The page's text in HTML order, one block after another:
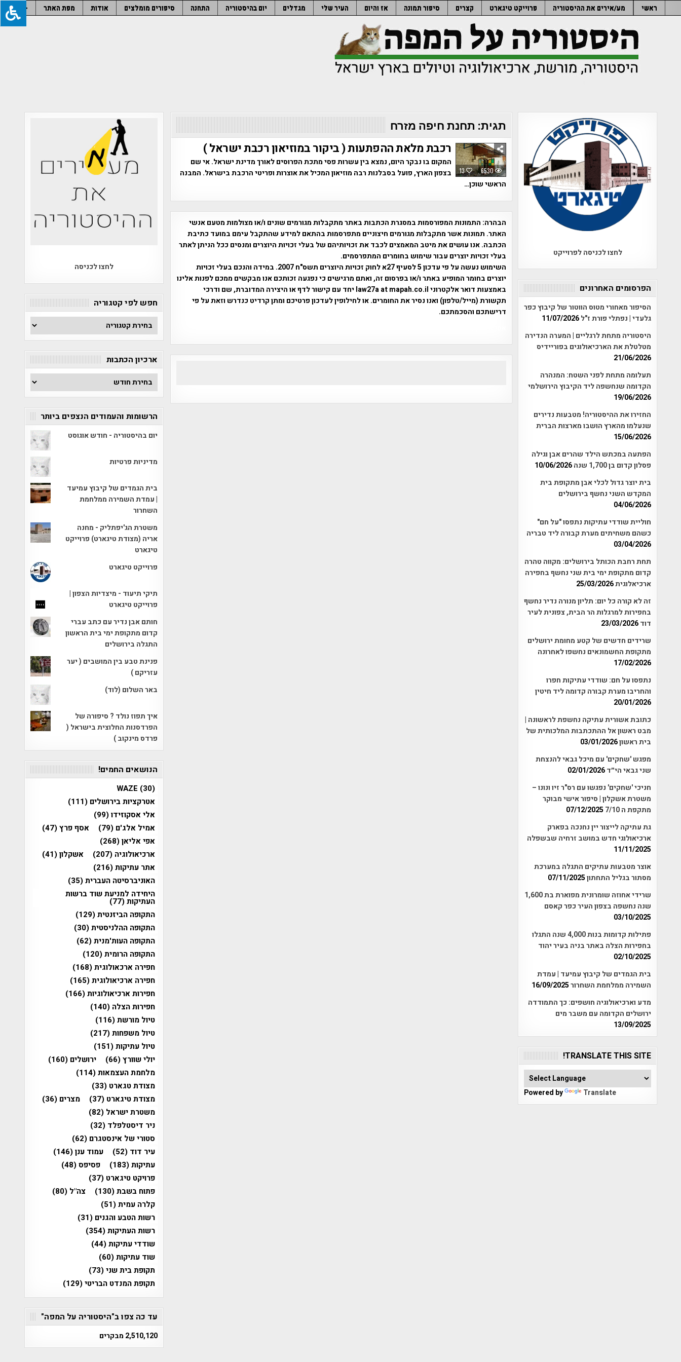
to
ראשי מע/אירים את ההיסטוריה פרוייקט טיגארט קצרים סיפור תמונה אז והיום העיר שלי מגדלים יום בהיסטוריה התחנה סיפורים מומלצים אודות מפת האתר –
תגית: תחנת חיפה מזרח
13 6530
רכבת מלאת ההפתעות ( ביקור במוזיאון רכבת ישראל )
המקום בו נבקר היום, נמצא בין עשרות פסי מתכת הפרוסים לאורך מדינת ישראל. אי שם
בצפון הארץ, פועל בסבלנות רבה מוזיאון המכיל את אוצרות ופריטי הרכבת בישראל. המבנה
הראשי שוכן…
הבהרה: התמונות המפורסמות במסגרת הכתבות באתר מתקבלות מגורמים שונים ו/או מצולמות מטעם אנשי
האתר. תמונות אשר מתקבלות מגורמים חיצוניים מתפרסמות בהתאם למידע שהתקבל עימם במועד כתיבת
הכתבה. אנו עושים את מיטב המאמצים לכבד את זכויותיהם של בעלי זכויות היוצרים ומנסים ככל הניתן לאתר
בעלי זכויות יוצרים עבור שימוש בחומרים המתפרסמים.
השימוש נעשה על פי עדכון 5 לסעיף 27א לחוק זכויות היוצרים תשס"ח 2007. במידה והנכם בעלי זכויות
יוצרים בחומר המופיע באתר ו/או בפרסום זה, ואתם מרגישים כי נפגעה זכותכם אנו מבקשים ממכם לפנות אלינו
באמצעות דואר אלקטרוני law27a at mapah.co.il יחד עם קישור לדף או היצירה המדוברת, שם ודרכי
תקשורת (מייל/טלפון) ואנו נסיר את החומרים. או לחילופין לעדכון פרטיכם ומתן קרדיט כנדרש וזאת על פי
דרישתכם והסכמתכם.
לחצו לכניסה לפרוייקט
הפרסומים האחרונים
הסיפור מאחורי מטוס הווטור של קיבוץ כפר
גלעדי | נפתלי פורת ז"ל11/07/2026
היסטוריה מתחת לרגליים | המערה הנדירה
מטלטלת את הארכיאולוגים בפוריידיס
21/06/2026
תעלומה מתחת לפני השטח: המנהרה
הקדומה שנחשפה ליד הקיבוץ הירושלמי
19/06/2026
החזירו את ההיסטוריה! מטבעות נדירים
שנעלמו מהארץ הושבו מארצות הברית
15/06/2026
הפתעה במכתש הילד שהרים אבן וגילה
פסלון קדום בן 1,700 שנה
10/06/2026
בית יוצר גדול לכלי אבן מתקופת בית
המקדש השני נחשף בירושלים
04/06/2026
חוליית שודדי עתיקות נתפסו "על חם"
כשהם משחיתים מערת קבורה ליד טבריה
03/04/2026
תחת רחבת הכותל בירושלים: מקווה טהרה
קדום מתקופת ימי בית שני נחשף בחפירה
ארכיאלוגית25/03/2026
זה לא קורה כל יום: תליון מנורה נדיר נחשף
בחפירות למרגלות הר הבית, צפונית לעיר
דוד23/03/2026
שרידים חדשים של קטע מחומת ירושלים
מתקופת החשמונאים נחשפו לאחרונה
17/02/2026
נתפסו על חם: שודדי עתיקות חפרו
והחריבו מערת קבורה קדומה ליד חיטין
20/01/2026
כתובת אשורית עתיקה נחשפת לראשונה |
מבט ראשון אל ההתכתבות המלכותית של
בית ראשון03/01/2026
מפגש 'שחקים' עם מיכל גבאי להנצחת
שני גבאי הי״ד02/01/2026
חניכי 'שחקים' נפגשו עם רס"ר זיו ונונו –
משטרת אשקלון | סיפור אישי מבוקר
מתקפת ה 7/10
07/12/2025
גת עתיקה לייצור יין נחנכה בפארק
ארכיאולוגי חדש במושב זרחיה שבשפלה
11/11/2025
אוצר מטבעות עתיקים התגלה במערכת
מסתור בגליל התחתון07/11/2025
שרידי אחוזה שומרונית מפוארת בת 1,600
שנה נחשפה בצפון העיר כפר קאסם
03/10/2025
פתילות קדומות בנות 4,000 שנה התגלו
בחפירות הצלה באתר בניה בעיר יהוד
02/10/2025
בית הגמדים של קיבוץ עמיעד | עמדת
השמירה ממלחמת השחרור16/09/2025
מדע וארכיאולוגיה חושפים: כך התמודדה
ירושלים הקדומה עם משבר מים
13/09/2025
TRANSLATE THIS SITE!
Powered by Translate
לחצו לכניסה
חפש לפי קטגוריה
חפש
לפי
קטגוריה
ארכיון הכתבות
ארכיון
הכתבות
הרשומות והעמודים הנצפים ביותר
יום בהיסטוריה - חודש אוגוסט
מדיניות פרטיות
בית הגמדים של קיבוץ עמיעד
| עמדת השמירה ממלחמת
השחרור
משטרת הג'יפתליק - מחנה
אריה (מצודת טיגארט) פרוייקט
טיגארט
פרוייקט טיגארט
תיקי תיעוד - מיצדיות הצפון |
פרוייקט טיגארט
חותם אבן נדיר עם כתב עברי
קדום מתקופת ימי בית הראשון
התגלה בירושלים
פנינת טבע בין המושבים ( יער
עזריקם )
באר השלום (לוד)
איך תפוז נולד ? סיפורה של
הפרדסנות החלוצית בישראל (
פרדס מינקוב )
הנושאים החמים!
WAZE (30)
אטרקציות בירושלים (111)
אלי אסקוזידו(99)
אמיל אלג'ם (79) אסף פרץ(47)
אפי אליאן(268)
ארכיאולוגיה (207) אשקלון(41)
אתר עתיקות(216)
האוניברסיטה העברית(35)
היחידה למניעת שוד ברשות
העתיקות(77)
התקופה הביזנטית(129)
התקופה ההלניסטית(30)
התקופה העות'מנית(62)
התקופה הרומית(120)
חפירה ארכאולוגית(168)
חפירה ארכיאולוגית(165)
חפירות ארכיאולוגיות(166)
חפירות הצלה (140)
טיול מורשת(116)
טיול משפחות(217)
טיול עתיקות(151)
יולי שוורץ(66) ירושלים (160)
מלחמת העצמאות(114)
מצודת טגארט (33)
מצודת טיגארט (37) מצרים (36)
משטרת ישראל (82)
ניר דיסטלפלד (32)
סטורי של אינסטגרם (62)
עיר דוד (52) עמוד ענן(146)
עתיקות(183) פסיפס(48)
פרויקט טיגארט (37)
פתוח בשבת(130) צה"ל (80)
קלרה עמית(51)
רשות הטבע והגנים (31)
רשות העתיקות(354)
שודדי עתיקות(44)
שוד עתיקות(60)
תקופת בית שני(73)
תקופת המנדט הבריטי(129)
עד כה צפו ב"היסטוריה על המפה"
2,510,120 מבקרים